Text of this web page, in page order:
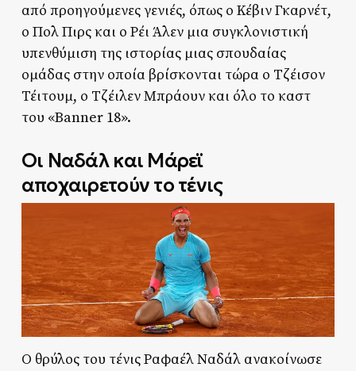
από προηγούμενες γενιές, όπως ο Κέβιν Γκαρνέτ,
ο Πολ Πιρς και ο Ρέι Άλεν μια συγκλονιστική
υπενθύμιση της ιστορίας μιας σπουδαίας
ομάδας στην οποία βρίσκονται τώρα ο Τζέισον
Τέιτουμ, ο Τζέιλεν Μπράουν και όλο το καστ
του «Banner 18».
Οι Ναδάλ και Μάρεϊ
αποχαιρετούν το τένις
Ο θρύλος του τένις Ραφαέλ Ναδάλ ανακοίνωσε